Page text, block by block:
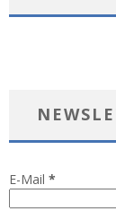
E-Mail *